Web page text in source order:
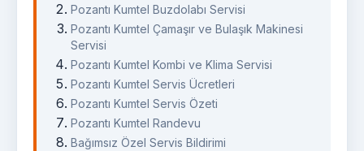
Pozantı Kumtel Buzdolabı Servisi
Pozantı Kumtel Çamaşır ve Bulaşık Makinesi
Servisi
Pozantı Kumtel Kombi ve Klima Servisi
Pozantı Kumtel Servis Ücretleri
Pozantı Kumtel Servis Özeti
Pozantı Kumtel Randevu
Bağımsız Özel Servis Bildirimi